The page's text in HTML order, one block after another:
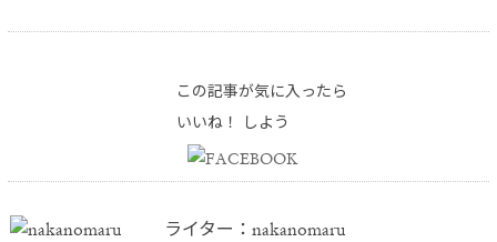
この記事が気に入ったら
いいね！ しよう
ライター：nakanomaru